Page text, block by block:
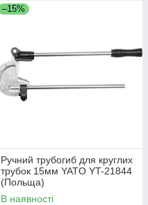
–15%
Ручний трубогиб для круглих
трубок 15мм YATO YT-21844
(Польща)
В наявності